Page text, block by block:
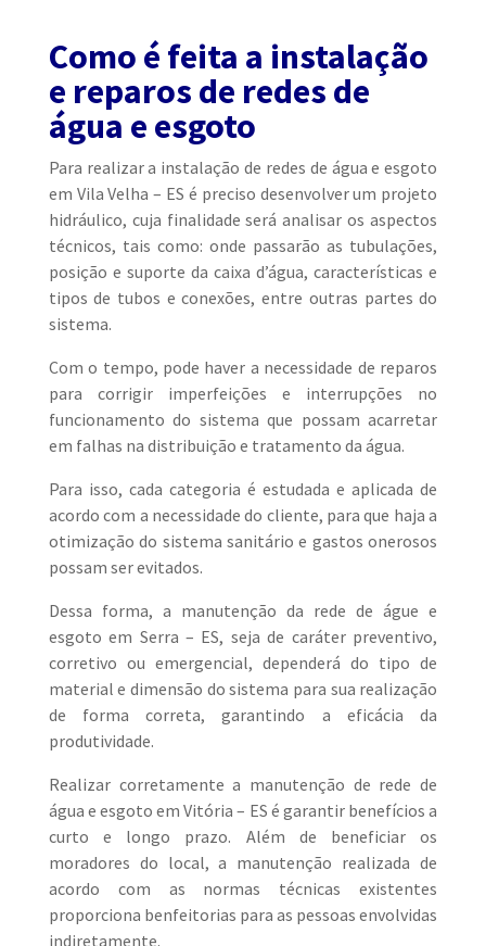
Como é feita a instalação
e reparos de redes de
água e esgoto
Para realizar a instalação de redes de água e esgoto
em Vila Velha – ES é preciso desenvolver um projeto
hidráulico, cuja finalidade será analisar os aspectos
técnicos, tais como: onde passarão as tubulações,
posição e suporte da caixa d’água, características e
tipos de tubos e conexões, entre outras partes do
sistema.
Com o tempo, pode haver a necessidade de reparos
para corrigir imperfeições e interrupções no
funcionamento do sistema que possam acarretar
em falhas na distribuição e tratamento da água.
Para isso, cada categoria é estudada e aplicada de
acordo com a necessidade do cliente, para que haja a
otimização do sistema sanitário e gastos onerosos
possam ser evitados.
Dessa forma, a manutenção da rede de águe e
esgoto em Serra – ES, seja de caráter preventivo,
corretivo ou emergencial, dependerá do tipo de
material e dimensão do sistema para sua realização
de forma correta, garantindo a eficácia da
produtividade.
Realizar corretamente a manutenção de rede de
água e esgoto em Vitória – ES é garantir benefícios a
curto e longo prazo. Além de beneficiar os
moradores do local, a manutenção realizada de
acordo com as normas técnicas existentes
proporciona benfeitorias para as pessoas envolvidas
indiretamente.